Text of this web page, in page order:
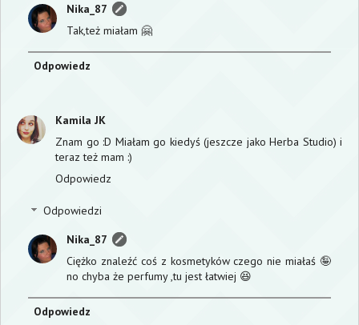
Nika_87
Tak,też miałam 🤗
Odpowiedz
Kamila JK
Znam go :D Miałam go kiedyś (jeszcze jako Herba Studio) i
teraz też mam :)
Odpowiedz
Odpowiedzi
Nika_87
Ciężko znaleźć coś z kosmetyków czego nie miałaś 🤪
no chyba że perfumy ,tu jest łatwiej 😆
Odpowiedz